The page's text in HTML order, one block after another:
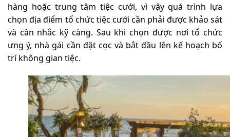
hàng hoặc trung tâm tiệc cưới, vì vậy quá trình lựa
chọn địa điểm tổ chức tiệc cưới cần phải được khảo sát
và cân nhắc kỹ càng. Sau khi chọn được nơi tổ chức
ưng ý, nhà gái cần đặt cọc và bắt đầu lên kế hoạch bố
trí không gian tiệc.